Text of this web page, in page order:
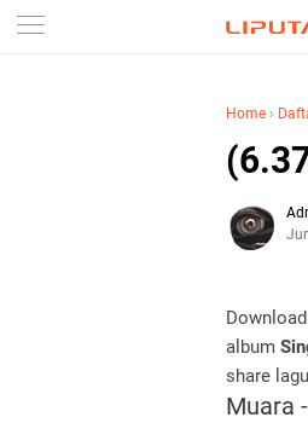
Home ›
album
share
Muara